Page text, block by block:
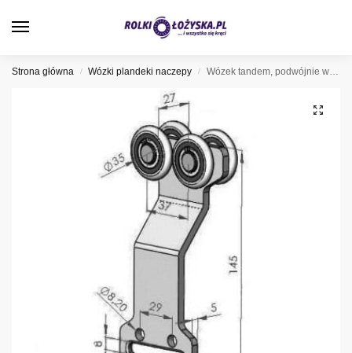
Strona główna / Wózki plandeki naczepy / Wózek tandem, podwójnie wygięty fi 35 mm, 44-353